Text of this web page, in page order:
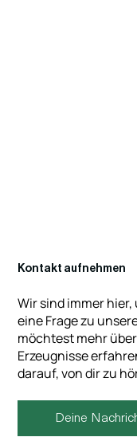
Kontakt aufnehmen
Wir sind immer
eine Frage zu
möchtest mehr
Erzeugnisse
darauf, von dir zu
Deine